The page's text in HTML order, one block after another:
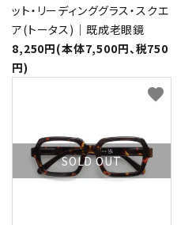
ット・リーディンググラス・スクエ
ア(トータス)｜既成老眼鏡
8,250円(本体7,500円、税750
円)
SOLD OUT
favorite